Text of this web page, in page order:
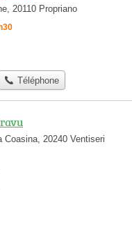
20110 Propriano
Téléphone
Coasina, 20240 Ventiseri